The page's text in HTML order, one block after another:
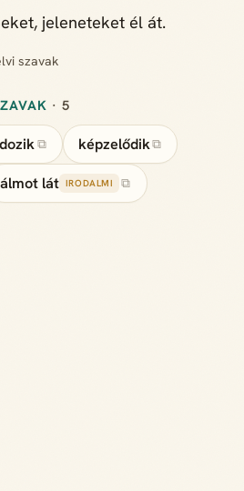
jeleneteket él át.
szavak
· 5
⧉ képzelődik⧉
álmot lát IRODALMI ⧉